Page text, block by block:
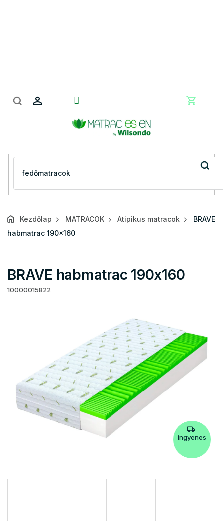
Kosár
Kezdőlap MATRACOK Atipikus matracok
BRAVE
habmatrac 190x160
BRAVE habmatrac 190x160
10000015822
ingyenes